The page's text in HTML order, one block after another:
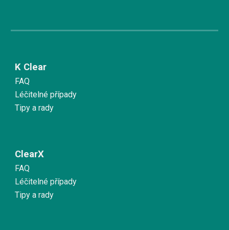
K Clear
FAQ
Léčitelné případy
Tipy a rady
ClearX
FAQ
Léčitelné případy
Tipy a rady